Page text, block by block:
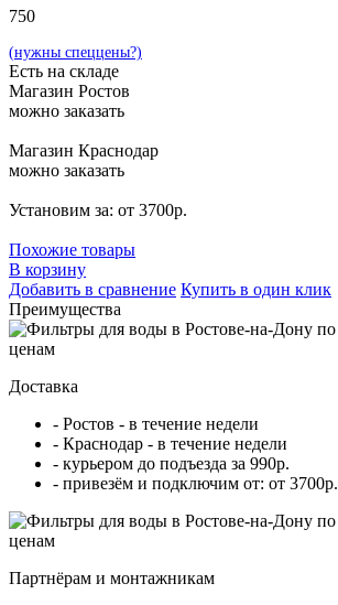
750
(нужны спеццены?)
Есть на складе
Магазин Ростов
можно заказать
Магазин Краснодар
можно заказать
Установим за: от 3700р.
Похожие товары
В корзину
Добавить в сравнение Купить в один клик
Преимущества
Доставка
- Ростов - в течение недели
- Краснодар - в течение недели
- курьером до подъезда за 990р.
- привезём и подключим от: от 3700р.
Партнёрам и монтажникам